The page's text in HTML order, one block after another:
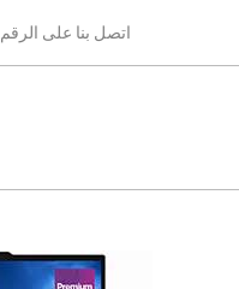
اتصل بنا على الرقم 0968041984